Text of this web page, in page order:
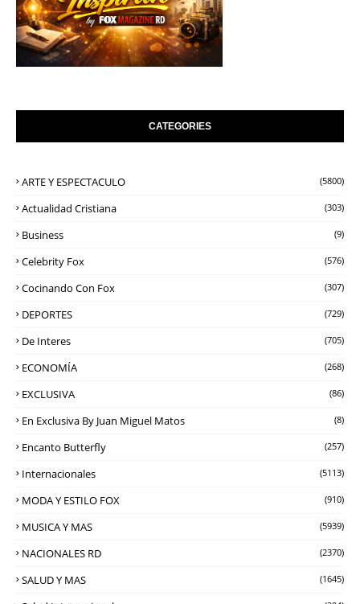
CATEGORIES
ARTE Y ESPECTACULO (5800)
Actualidad Cristiana (303)
Business (9)
Celebrity Fox (576)
Cocinando Con Fox (307)
DEPORTES (729)
De Interes (705)
ECONOMÍA (268)
EXCLUSIVA (86)
En Exclusiva By Juan Miguel Matos (8)
Encanto Butterfly (257)
Internacionales (5113)
MODA Y ESTILO FOX (910)
MUSICA Y MAS (5939)
NACIONALES RD (2370)
SALUD Y MAS (1645)